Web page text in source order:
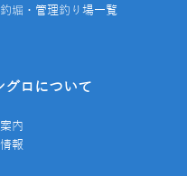
堀・管理釣り場一覧
グロについて
内
報